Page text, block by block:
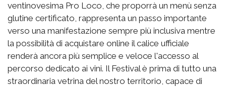
ventinovesima Pro Loco, che proporrà un menù senza
glutine certificato, rappresenta un passo importante
verso una manifestazione sempre più inclusiva mentre
la possibilità di acquistare online il calice ufficiale
renderà ancora più semplice e veloce l'accesso al
percorso dedicato ai vini. Il Festival è prima di tutto una
straordinaria vetrina del nostro territorio, capace di